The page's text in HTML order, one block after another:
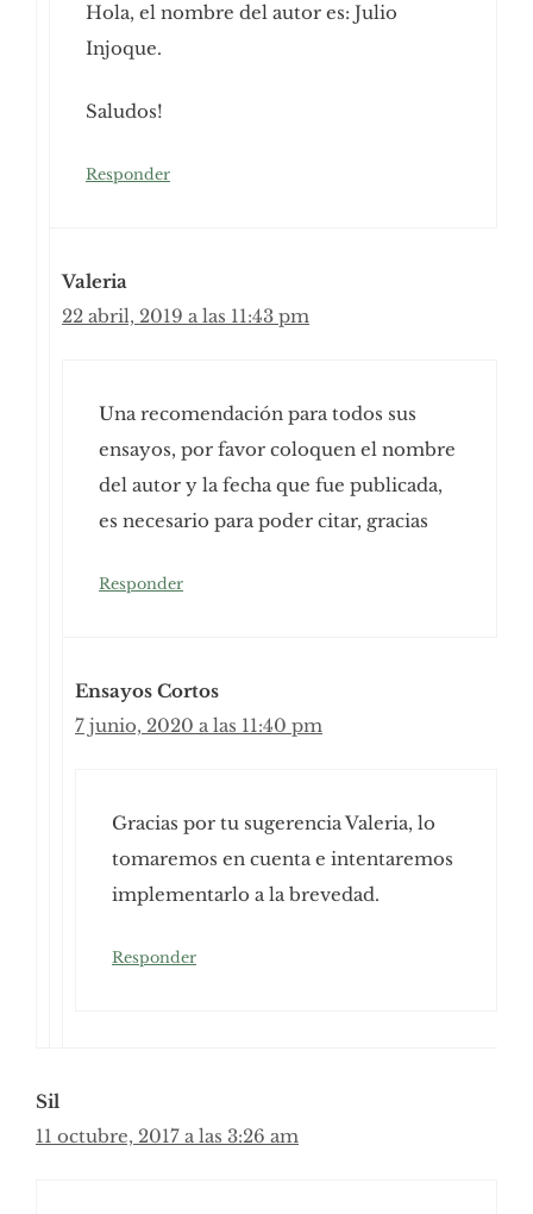
Hola, el nombre del autor es: Julio
Injoque.
Saludos!
Responder
Valeria
22 abril, 2019 a las 11:43 pm
Una recomendación para todos sus
ensayos, por favor coloquen el nombre
del autor y la fecha que fue publicada,
es necesario para poder citar, gracias
Responder
Ensayos Cortos
7 junio, 2020 a las 11:40 pm
Gracias por tu sugerencia Valeria, lo
tomaremos en cuenta e intentaremos
implementarlo a la brevedad.
Responder
Sil
11 octubre, 2017 a las 3:26 am